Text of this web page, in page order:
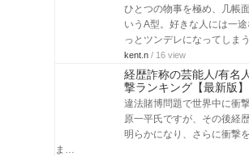
ひとつの物事を極め、几帳
いうA型。好きな人には一途
っとツンデレになってしま
kent.n / 16 view
経歴詐称の芸能人/有名
撃ランキング【最新版】
違法賭博問題で世界中に衝
原一平氏ですが、その後経
明らかになり、さらに衝撃
ま…